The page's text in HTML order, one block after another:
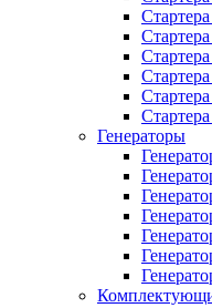
Генераторы